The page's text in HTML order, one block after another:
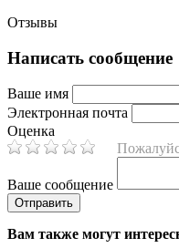
Отзывы
Написать сообщение
Ваше имя
Электронная почта
Оценка
Ваше сообщение
Вам также могут